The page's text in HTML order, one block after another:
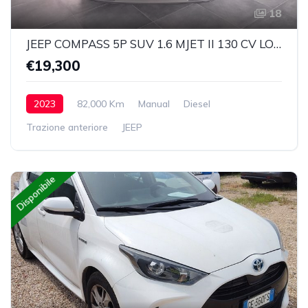
18
JEEP COMPASS 5P SUV 1.6 MJET II 130 CV LONGITUDE EURO 6 D
€19,300
2023 82,000 Km Manual
Diesel
Trazione anteriore
JEEP
Disponibile